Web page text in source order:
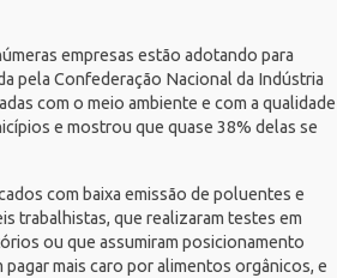
empresas estão adotando para
pelaConfederação Nacional da Indústria
com o meio ambiente e com a qualidade
e mostrou que quase 38% delas se
com baixa emissão de poluentes e
trabalhistas, que realizaram testes em
ou que assumiram posicionamento
mais caro por alimentos orgânicos, e